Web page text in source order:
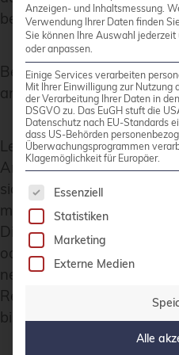
bereits jetzt möglich.
Betroffene Helm Charts
angepassten Values
Leider handelt es sich bei
Anpassungen nur um
sichere und aktualisierte
muss sich umstellen.
Dies kann bedeuten auf
oder Container Image zu
neuen Gegebenheiten des
Repositories abzufinden
bisherigen Komfort zu
Anzeigen- und Inhaltsmessung.
Verwendung Ihrer Daten finden
Sie können Ihre Auswahl jederzeit
oder anpassen.
Einige Services verarbeiten
Mit Ihrer Einwilligung zur Nutzung
der Verarbeitung Ihrer Daten in
DSGVO zu. Das EuGH stuft die
Datenschutz nach EU-Standards
dass US-Behörden
Überwachungsprogrammen
Klagemöglichkeit für Europäer.
Es folgt eine Liste
Essenziell
Statistiken
Marketing
Externe Medien
Alle